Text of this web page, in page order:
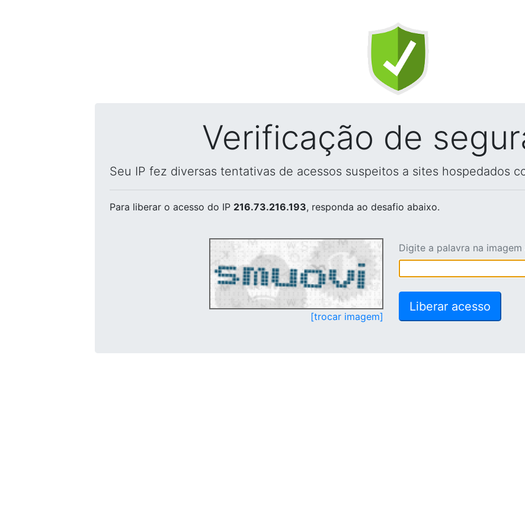
Verificação de
Seu IP fez diversas tentativas de acessos suspeitos a sites hospedados
Para liberar o acesso do IP 216.73.216.193, responda ao desafio abaixo.
[trocar imagem]
Digite a palavra na